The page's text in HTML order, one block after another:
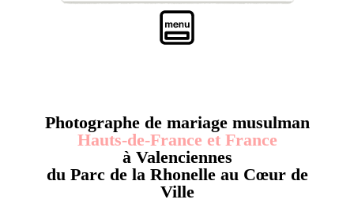
Photographe de mariage musulman
Hauts-de-France et France
à Valenciennes
du Parc de la Rhonelle au Cœur de
Ville